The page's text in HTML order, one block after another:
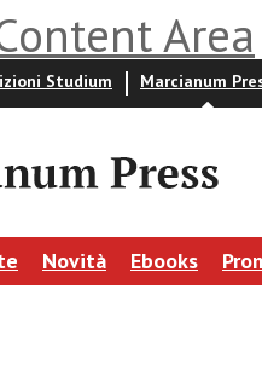
Area
Studium Marcianum
Novità Ebooks